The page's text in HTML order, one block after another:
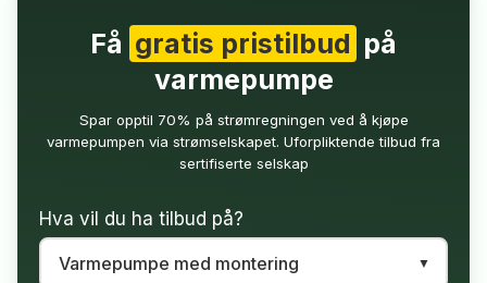
Få gratis pristilbud på
varmepumpe
Spar opptil 70% på strømregningen ved å kjøpe
varmepumpen via strømselskapet. Uforpliktende tilbud fra
sertifiserte selskap
Hva vil du ha tilbud på?